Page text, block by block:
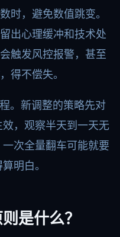
时，避免数值跳变。
出心理缓冲和技术处
触发风控报警，甚至
得不偿失。
。新调整的策略先对
，观察半天到一天无
次全量翻车可能就要
明白。
是什么？